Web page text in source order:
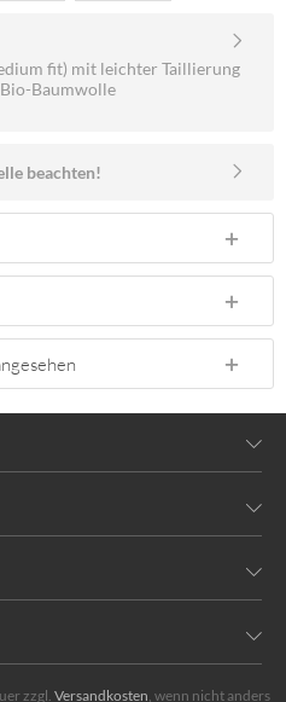
fit) mit leichter Taillierung
Baumwolle
beachten!
zzgl. Versandkosten, wenn nicht anders